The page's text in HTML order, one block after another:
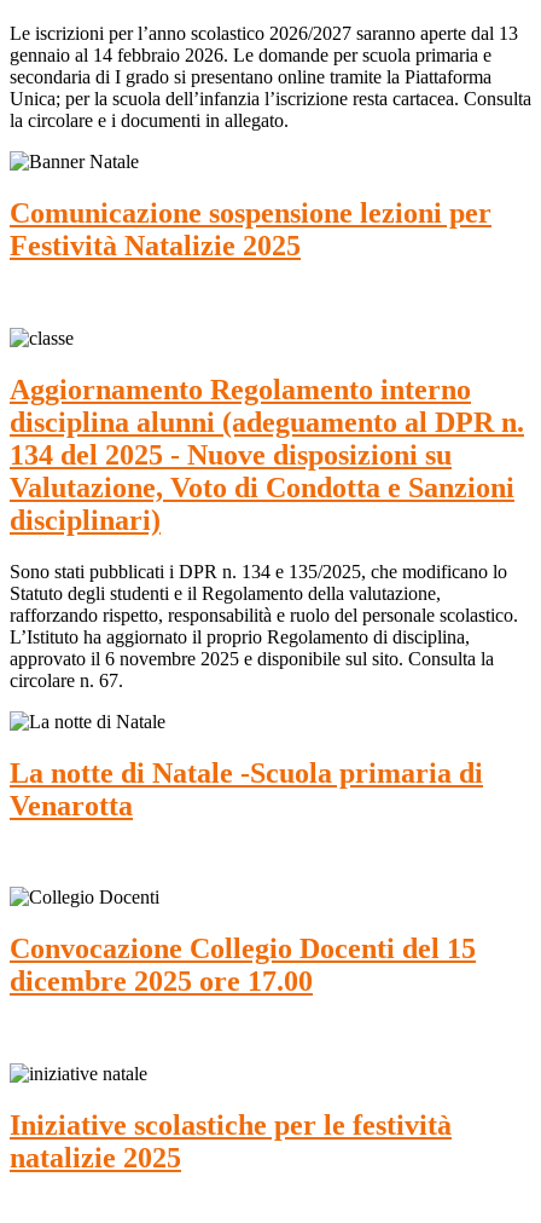
Le iscrizioni per l’anno scolastico 2026/2027 saranno aperte dal 13
gennaio al 14 febbraio 2026. Le domande per scuola primaria e
secondaria di I grado si presentano online tramite la Piattaforma
Unica; per la scuola dell’infanzia l’iscrizione resta cartacea. Consulta
la circolare e i documenti in allegato.
Comunicazione sospensione lezioni per
Festività Natalizie 2025
Aggiornamento Regolamento interno
disciplina alunni (adeguamento al DPR n.
134 del 2025 - Nuove disposizioni su
Valutazione, Voto di Condotta e Sanzioni
disciplinari)
Sono stati pubblicati i DPR n. 134 e 135/2025, che modificano lo
Statuto degli studenti e il Regolamento della valutazione,
rafforzando rispetto, responsabilità e ruolo del personale scolastico.
L’Istituto ha aggiornato il proprio Regolamento di disciplina,
approvato il 6 novembre 2025 e disponibile sul sito. Consulta la
circolare n. 67.
La notte di Natale -Scuola primaria di
Venarotta
Convocazione Collegio Docenti del 15
dicembre 2025 ore 17.00
Iniziative scolastiche per le festività
natalizie 2025